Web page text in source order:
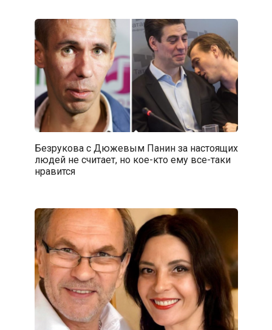
Безрукова с Дюжевым Панин за настоящих
людей не считает, но кое-кто ему все-таки
нравится